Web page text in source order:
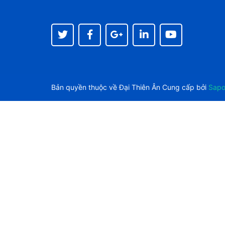
Bản quyền thuộc vềĐại Thiên Ân Cung cấp bởi Sapo